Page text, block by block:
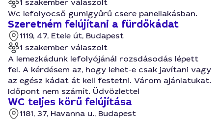
1 szakember válaszolt
Wc lefolyocső gumigyűrű csere panellakásban.
Szeretném felújítani a fürdőkádat
1119, 47, Etele út, Budapest
1 szakember válaszolt
A lemezkádunk lefolyójánál rozsdásodás lépett
fel. A kérdésem az, hogy lehet-e csak javítani vagy
az egész kádat át kell festetni. Várom ajánlatukat.
Időpont nem számít. Üdvözlettel
WC teljes körű felújítása
1181, 37, Havanna u., Budapest